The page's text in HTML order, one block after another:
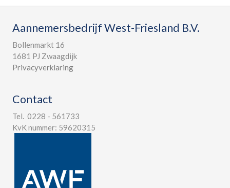
Aannemersbedrijf West-Friesland B.V.
Bollenmarkt 16
1681 PJ Zwaagdijk
Privacyverklaring
Contact
Tel. 0228 - 561733
KvK nummer: 59620315